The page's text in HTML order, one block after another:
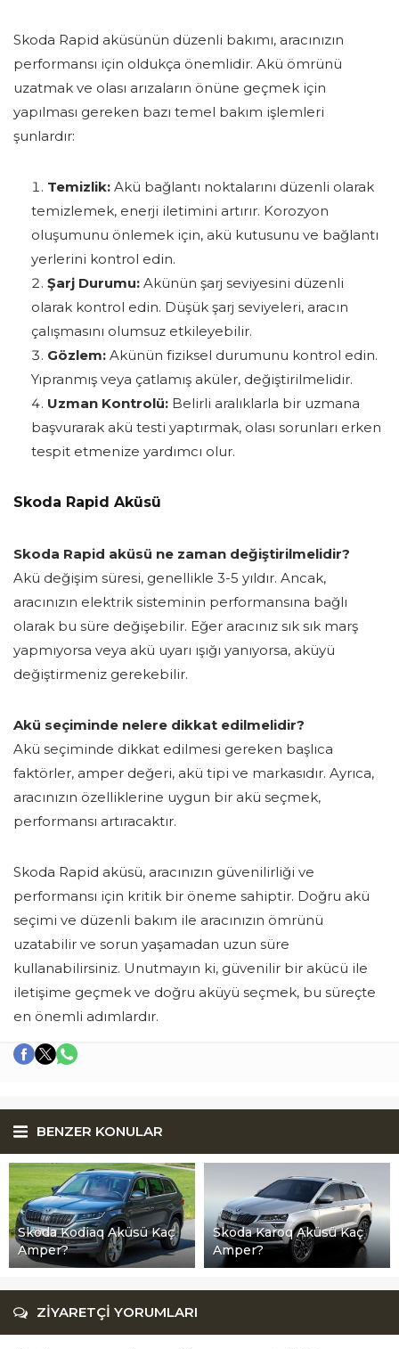
Skoda Rapid aküsünün düzenli bakımı, aracınızın
performansı için oldukça önemlidir. Akü ömrünü
uzatmak ve olası arızaların önüne geçmek için
yapılması gereken bazı temel bakım işlemleri
şunlardır:
Temizlik: Akü bağlantı noktalarını düzenli olarak
temizlemek, enerji iletimini artırır. Korozyon
oluşumunu önlemek için, akü kutusunu ve bağlantı
yerlerini kontrol edin.
Şarj Durumu: Akünün şarj seviyesini düzenli
olarak kontrol edin. Düşük şarj seviyeleri, aracın
çalışmasını olumsuz etkileyebilir.
Gözlem: Akünün fiziksel durumunu kontrol edin.
Yıpranmış veya çatlamış aküler, değiştirilmelidir.
Uzman Kontrolü: Belirli aralıklarla bir uzmana
başvurarak akü testi yaptırmak, olası sorunları erken
tespit etmenize yardımcı olur.
Skoda Rapid Aküsü
Skoda Rapid aküsü ne zaman değiştirilmelidir?
Akü değişim süresi, genellikle 3-5 yıldır. Ancak,
aracınızın elektrik sisteminin performansına bağlı
olarak bu süre değişebilir. Eğer aracınız sık sık marş
yapmıyorsa veya akü uyarı ışığı yanıyorsa, aküyü
değiştirmeniz gerekebilir.
Akü seçiminde nelere dikkat edilmelidir?
Akü seçiminde dikkat edilmesi gereken başlıca
faktörler, amper değeri, akü tipi ve markasıdır. Ayrıca,
aracınızın özelliklerine uygun bir akü seçmek,
performansı artıracaktır.
Skoda Rapid aküsü, aracınızın güvenilirliği ve
performansı için kritik bir öneme sahiptir. Doğru akü
seçimi ve düzenli bakım ile aracınızın ömrünü
uzatabilir ve sorun yaşamadan uzun süre
kullanabilirsiniz. Unutmayın ki, güvenilir bir akücü ile
iletişime geçmek ve doğru aküyü seçmek, bu süreçte
en önemli adımlardır.
BENZER KONULAR
Skoda Kodiaq Aküsü Kaç
Amper?
Skoda Karoq Aküsü Kaç
Amper?
ZİYARETÇİ YORUMLARI